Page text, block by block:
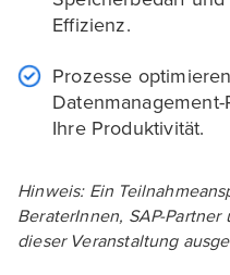
Effizienz.
Prozesse
Ihre Produktivität.
Hinweis: Ein
BeraterInnen, SAP-
dieser Veranstaltung